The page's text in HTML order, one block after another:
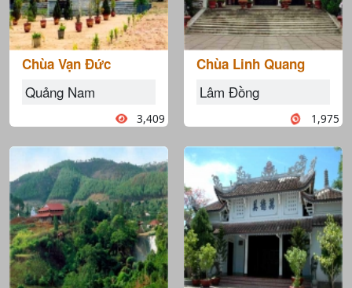
Chùa Vạn Đức
Quảng Nam
3,409
Chùa Linh Quang
Lâm Đồng
1,975